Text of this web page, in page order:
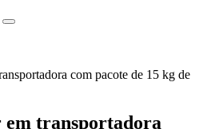
com pacote de 15 kg de
transportadora